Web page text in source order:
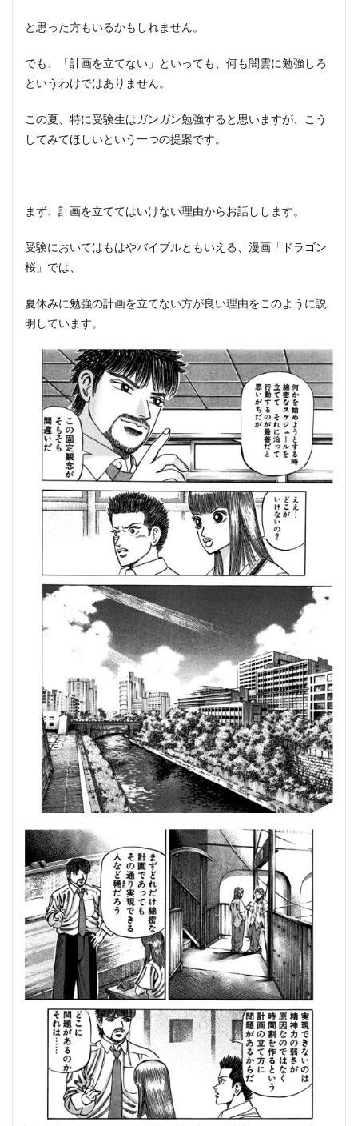
と思った方もいるかもしれません。
でも、「計画を立てない」といっても、何も闇雲に勉強しろ
というわけではありません。
この夏、特に受験生はガンガン勉強すると思いますが、こう
してみてほしいという一つの提案です。
まず、計画を立ててはいけない理由からお話しします。
受験においてはもはやバイブルともいえる、漫画「ドラゴン
桜」では、
夏休みに勉強の計画を立てない方が良い理由をこのように説
明しています。